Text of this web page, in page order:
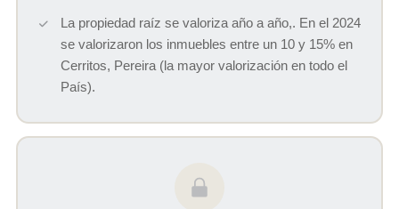
La propiedad raíz se valoriza año a año,. En el 2024
se valorizaron los inmuebles entre un 10 y 15% en
Cerritos, Pereira (la mayor valorización en todo el
País).